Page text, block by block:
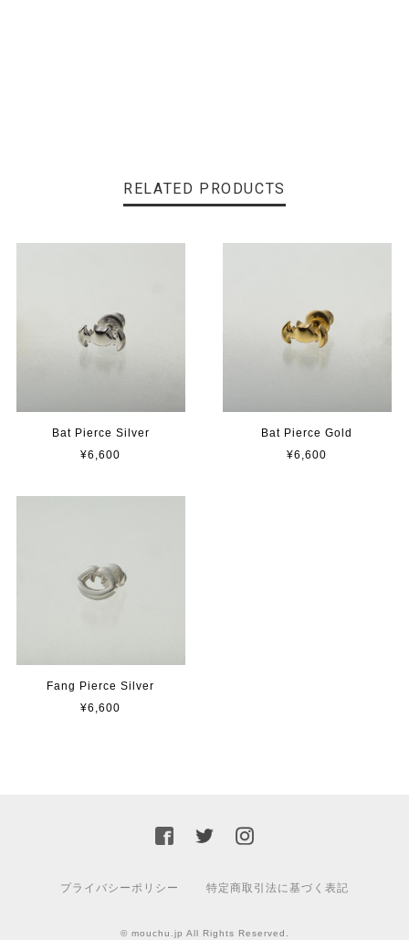
RELATED PRODUCTS
Bat Pierce Silver
¥6,600
Bat Pierce Gold
¥6,600
Fang Pierce Silver
¥6,600
プライバシーポリシー 特定商取引法に基づく表記
© mouchu.jp All Rights Reserved.